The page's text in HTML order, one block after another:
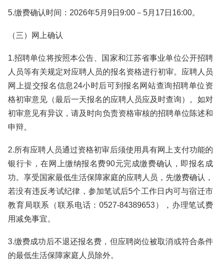
5.缴费确认时间：2026年5月9日9:00－5月17日16:00。
（三）网上确认
1.招聘单位将按照本公告、国家和江苏省事业单位公开招聘
人员等有关规定对应聘人员的报名资格进行初审。应聘人员
网上提交报名信息24小时后可到报名网站查询招聘单位资
格初审意见（最后一天报名的应聘人员应及时查询）。如对
初审意见有异议，请及时向负责资格审核的招聘单位陈述和
申辩。
2.所有应聘人员通过资格初审后须使用具有网上支付功能的
银行卡，在网上缴纳报名费90元完成缴费确认，即报名成
功。享受国家最低生活保障家庭的应聘人员，先缴费确认，
若没有违反考试纪律，参加笔试后5个工作日内可与宿迁市
教育局联系（联系电话：0527-84389653），办理笔试费
用减免事宜。
3.缴费成功后不退还报名费，但应聘岗位被取消或符合条件
的最低生活保障家庭人员除外。